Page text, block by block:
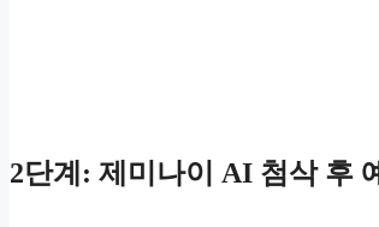
2단계: 제미나이 AI 첨삭 후